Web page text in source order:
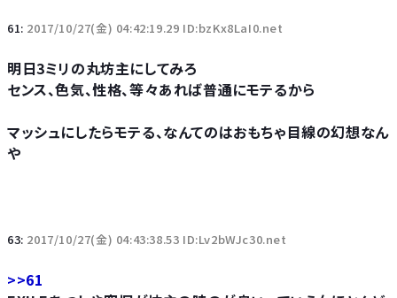
61: 2017/10/27(金) 04:42:19.29 ID:bzKx8LaI0.net
明日3ミリの丸坊主にしてみろ
センス、色気、性格、等々あれば普通にモテるから
マッシュにしたらモテる、なんてのはおもちゃ目線の幻想なん
や
63: 2017/10/27(金) 04:43:38.53 ID:Lv2bWJc30.net
>>61